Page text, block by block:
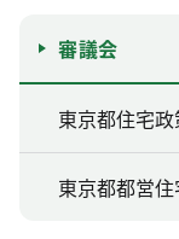
審議会
東京都住宅
東京都都営